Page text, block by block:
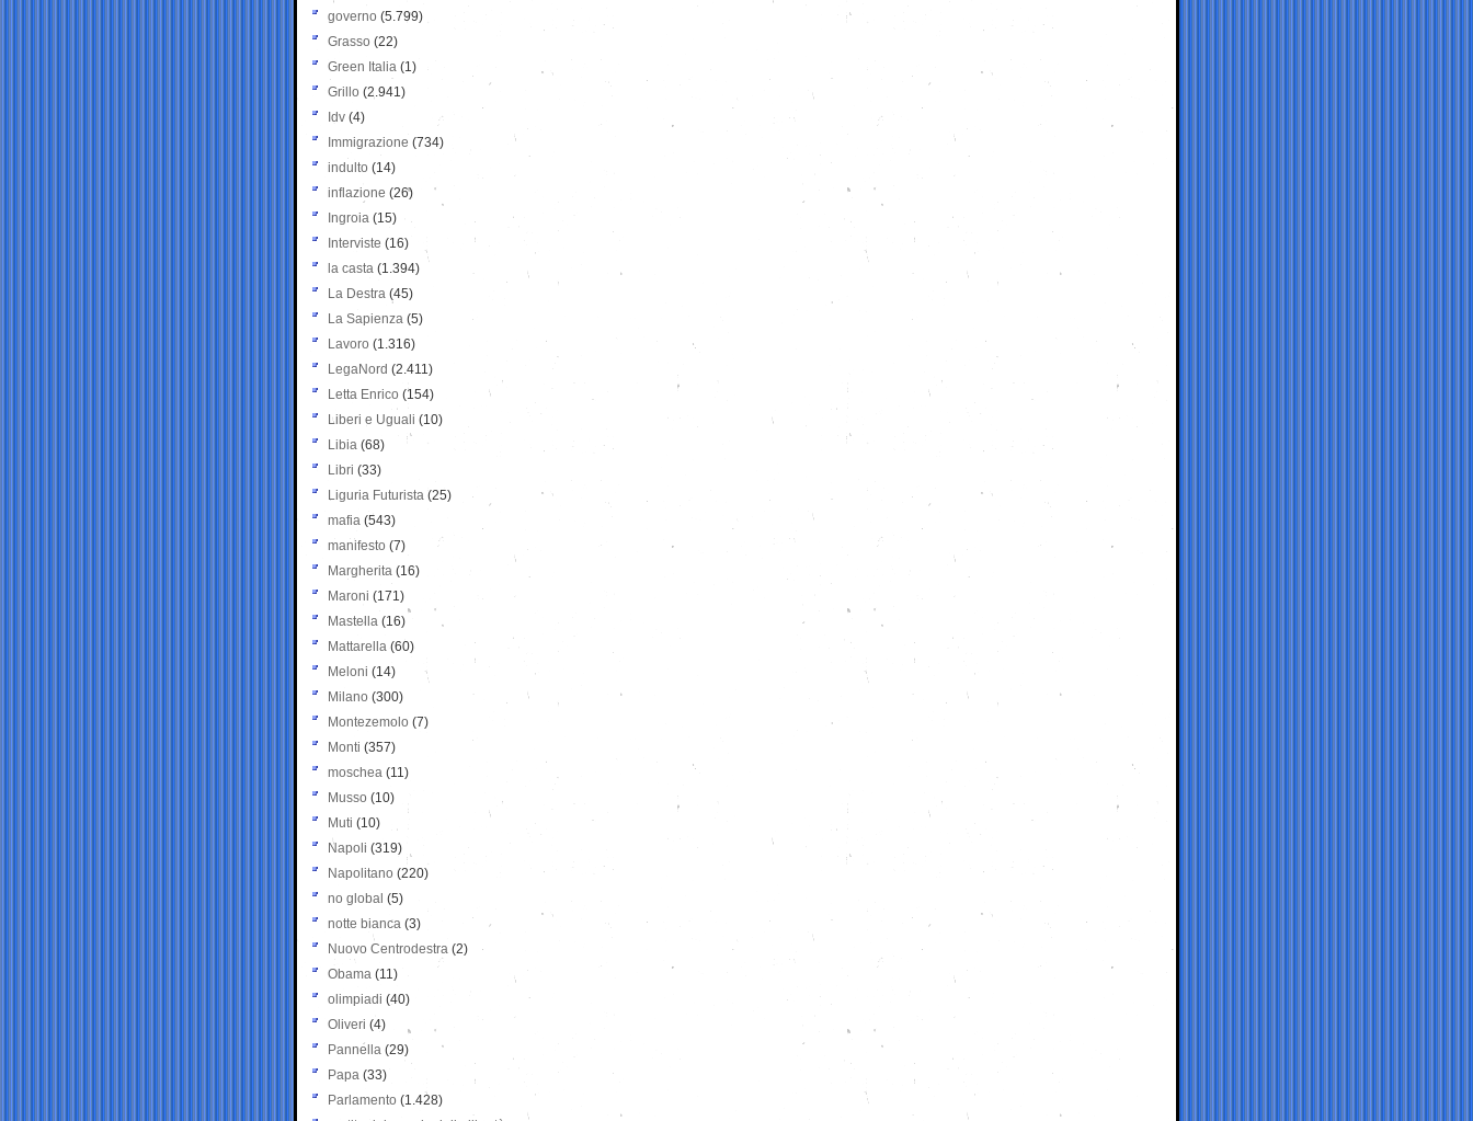
governo (5.799)
Grasso (22)
Green Italia (1)
Grillo (2.941)
Idv (4)
Immigrazione (734)
indulto (14)
inflazione (26)
Ingroia (15)
Interviste (16)
la casta (1.394)
La Destra (45)
La Sapienza (5)
Lavoro (1.316)
LegaNord (2.411)
Letta Enrico (154)
Liberi e Uguali (10)
Libia (68)
Libri (33)
Liguria Futurista (25)
mafia (543)
manifesto (7)
Margherita (16)
Maroni (171)
Mastella (16)
Mattarella (60)
Meloni (14)
Milano (300)
Montezemolo (7)
Monti (357)
moschea (11)
Musso (10)
Muti (10)
Napoli (319)
Napolitano (220)
no global (5)
notte bianca (3)
Nuovo Centrodestra (2)
Obama (11)
olimpiadi (40)
Oliveri (4)
Pannella (29)
Papa (33)
Parlamento (1.428)